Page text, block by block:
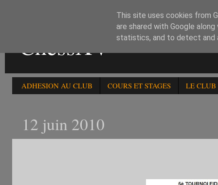
ChessXV
ADHESION AU CLUB COURS ET STAGES LE CLUB
12 juin 2010
This site uses cookies from
are shared with Google
statistics, and to detect and